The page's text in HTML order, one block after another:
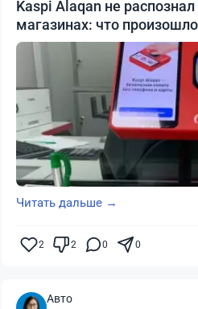
Kaspi Alaqan не
магазинах: что произошло
Читать дальше →
2 2 0 0
Авто